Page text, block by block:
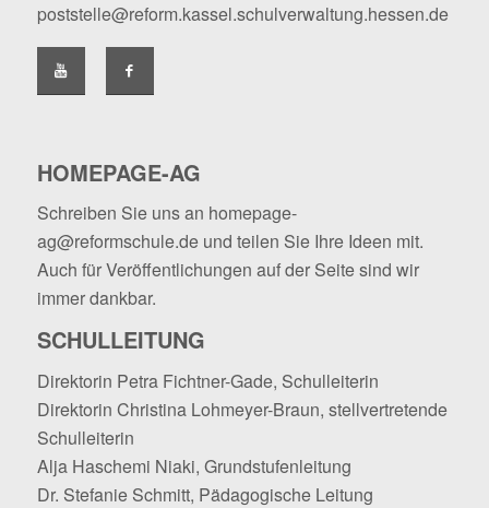
poststelle@reform.kassel.schulverwaltung.hessen.de
HOMEPAGE-AG
Schreiben Sie uns an homepage-
ag@reformschule.deund teilen Sie Ihre Ideen mit.
Auch für Veröffentlichungen auf der Seite sind wir
immer dankbar.
SCHULLEITUNG
Direktorin Petra Fichtner-Gade, Schulleiterin
Direktorin Christina Lohmeyer-Braun, stellvertretende
Schulleiterin
Alja Haschemi Niaki, Grundstufenleitung
Dr. Stefanie Schmitt, Pädagogische Leitung